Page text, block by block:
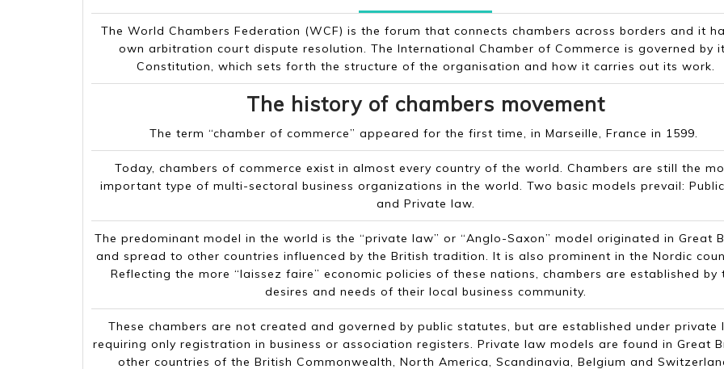
The World Chambers Federation (WCF) is the forum that connects chambers across borders and it
own arbitration court dispute resolution. The International Chamber of Commerce is governed by
Constitution, which sets forth the structure of the organisation and how it carries out its work.
The history of chambers movement
The term “chamber of commerce” appeared for the first time, in Marseille, France in 1599.
Today, chambers of commerce exist in almost every country of the world. Chambers are still the
important type of multi-sectoral business organizations in the world. Two basic models prevail:
and Private law.
The predominant model in the world is the “private law” or “Anglo-Saxon” model originated in Great
and spread to other countries influenced by the British tradition. It is also prominent in the Nordic
Reflecting the more “laissez faire” economic policies of these nations, chambers are established by
desires and needs of their local business community.
These chambers are not created and governed by public statutes, but are established under private
requiring only registration in business or association registers. Private law models are found in Great
other countries of the British Commonwealth, North America, Scandinavia, Belgium and